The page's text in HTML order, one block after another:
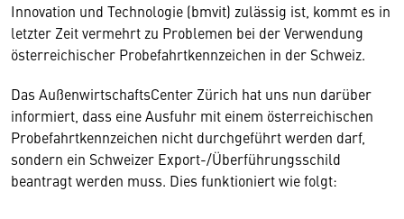
Innovation und Technologie (bmvit) zulässig ist, kommt es in
letzter Zeit vermehrt zu Problemen bei der Verwendung
österreichischer Probefahrtkennzeichen in der Schweiz.
Das AußenwirtschaftsCenter Zürich hat uns nun darüber
informiert, dass eine Ausfuhr mit einem österreichischen
Probefahrtkennzeichen nicht durchgeführt werden darf,
sondern ein Schweizer Export-/Überführungsschild
beantragt werden muss. Dies funktioniert wie folgt: